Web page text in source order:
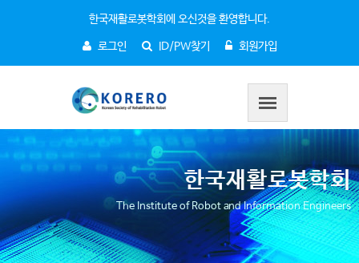
한국재활로봇학회에 오신것을 환영합니다.
로그인 ID/PW찾기 회원가입
한국재활로봇학회
The Institute of Robot and Information Engineers